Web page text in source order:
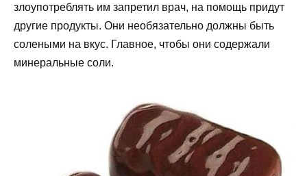
злоупотреблять им запретил врач, на помощь придут
другие продукты. Они необязательно должны быть
солеными на вкус. Главное, чтобы они содержали
минеральные соли.